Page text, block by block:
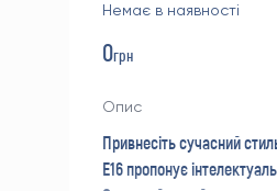
Немає в наявності
0грн
Опис
Привнесіть сучасний
E16 пропонує